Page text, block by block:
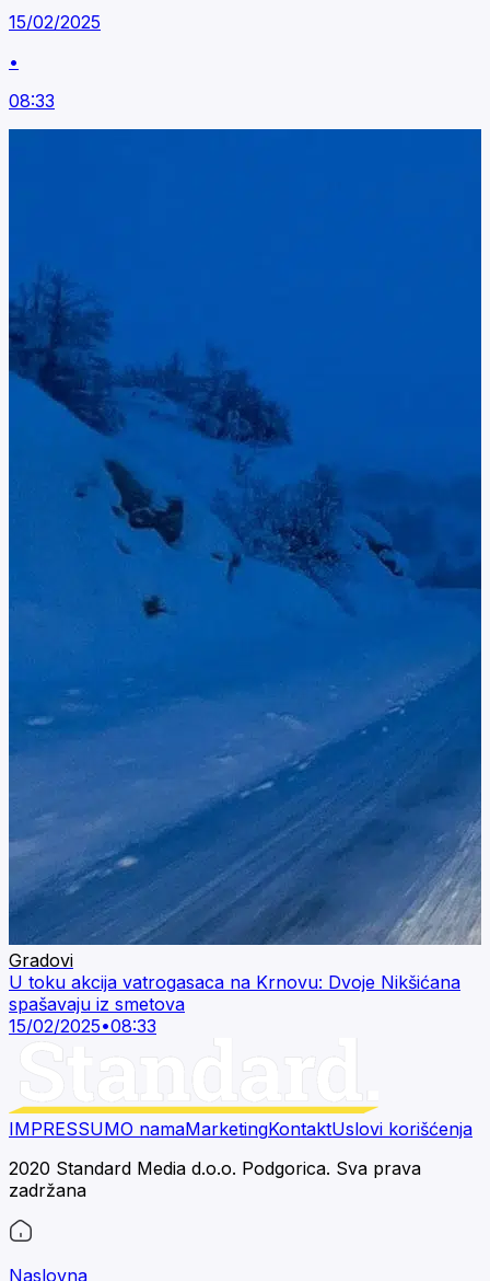
15/02/2025
•
08:33
Gradovi
U toku akcija vatrogasaca na Krnovu: Dvoje Nikšićana
spašavaju iz smetova
15/02/2025•08:33
IMPRESSUMO namaMarketingKontaktUslovi korišćenja
2020 Standard Media d.o.o. Podgorica. Sva prava
zadržana
Naslovna